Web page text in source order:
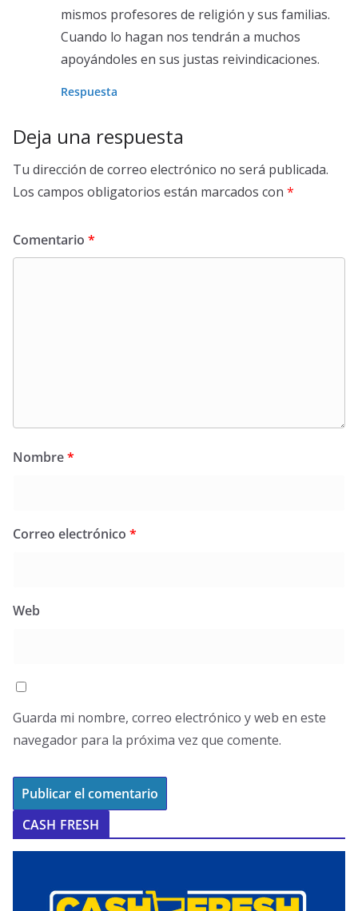
mismos profesores de religión y sus familias.
Cuando lo hagan nos tendrán a muchos
apoyándoles en sus justas reivindicaciones.
Respuesta
Deja una respuesta
Tu dirección de correo electrónico no será publicada.
Los campos obligatorios están marcados con *
Comentario *
Nombre*
Correo electrónico *
Web
Guarda mi nombre, correo electrónico y web en este
navegador para la próxima vez que comente.
CASH FRESH